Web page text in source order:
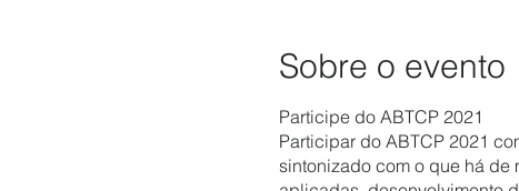
Sobre o evento
Participe do ABTCP 2021
Participar do ABTCP 2021
sintonizado com o que há de